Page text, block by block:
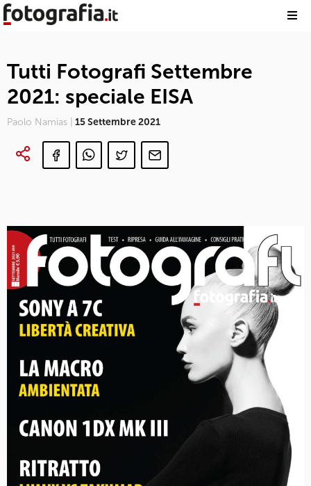
Tutti Fotografi Settembre
2021: speciale EISA
Paolo Namias | 15 Settembre 2021